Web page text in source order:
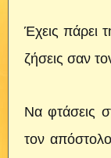
Έχεις πάρει
ζήσεις σαν
Να φτάσεις
τον